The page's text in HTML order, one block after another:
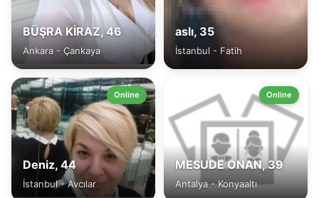
BÜŞRA KİRAZ, 46
Ankara - Çankaya
aslı, 35
İstanbul - Fatih
Online
Deniz, 44
İstanbul - Avcılar
Online
MESUDE ONAN, 39
Antalya - Konyaaltı